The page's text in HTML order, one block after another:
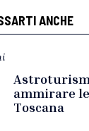
ANCHE
ammirare
Toscana